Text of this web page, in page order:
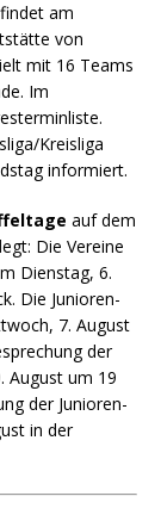
findet am
von
mit 16 Teams
Im
Kreisliga
informiert.
auf dem
Die Vereine
Dienstag, 6.
Die Junioren-
7. August
der
August um 19
der Junioren-
in der